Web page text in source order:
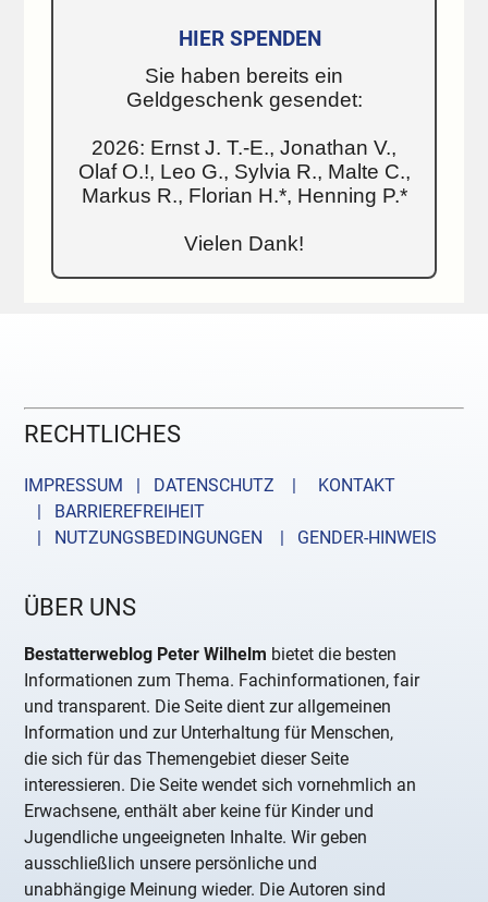
HIER SPENDEN
Sie haben bereits ein
Geldgeschenk gesendet:
2026: Ernst J. T.-E., Jonathan V.,
Olaf O.!, Leo G., Sylvia R., Malte C.,
Markus R., Florian H.*, Henning P.*
Vielen Dank!
RECHTLICHES
IMPRESSUM | DATENSCHUTZ |
KONTAKT
| BARRIEREFREIHEIT
| NUTZUNGSBEDINGUNGEN
| GENDER-HINWEIS
ÜBER UNS
Bestatterweblog Peter Wilhelm bietet die besten
Informationen zum Thema. Fachinformationen, fair
und transparent. Die Seite dient zur allgemeinen
Information und zur Unterhaltung für Menschen,
die sich für das Themengebiet dieser Seite
interessieren. Die Seite wendet sich vornehmlich an
Erwachsene, enthält aber keine für Kinder und
Jugendliche ungeeigneten Inhalte. Wir geben
ausschließlich unsere persönliche und
unabhängige Meinung wieder. Die Autoren sind